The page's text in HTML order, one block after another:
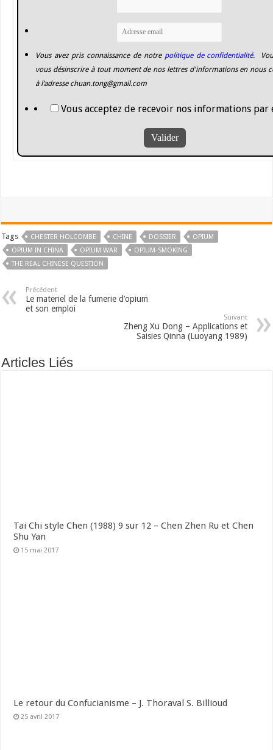
Vous avez pris connaissance de notrepolitique de confidentialité.
vous désinscrire à tout moment de nos lettres d'informations en nous
à l’adresse chuan.tong@gmail.com
Vous acceptez de recevoir nos informations par
Tags CHESTER HOLCOMBE CHINE DOSSIER
OPIUM
OPIUM IN CHINA
OPIUM WAR
OPIUM-SMOKING
THE REAL CHINESE QUESTION
Précédent
Le materiel de la fumerie d’opium
et son emploi
Suivant
Zheng Xu Dong – Applications et
Saisies Qinna (Luoyang 1989)
Articles Liés
Tai Chi style Chen (1988) 9 sur 12 – Chen Zhen Ru et Chen
Shu Yan
15 mai 2017
Le retour du Confucianisme – J. Thoraval S. Billioud
25 avril 2017